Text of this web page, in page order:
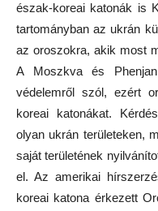
észak-koreai katonák is
tartományban az ukrán
az oroszokra, akik most
A Moszkva és
védelemről szól, ezért
koreai katonákat.
olyan ukrán területeken,
saját területének
el. Az amerikai
koreai katona érkezett